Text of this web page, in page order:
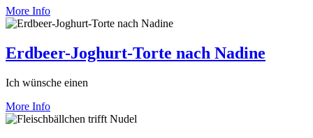
More Info
Erdbeer-Joghurt-Torte nach Nadine
Ich wünsche einen
More Info